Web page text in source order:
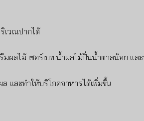
เวณปากได้
ผลไม้ เชอร์เบท น้ำผลไม้ปั่นน้ำตาลน้อย แล
และทำให้บริโภคอาหารได้เพิ่มขึ้น